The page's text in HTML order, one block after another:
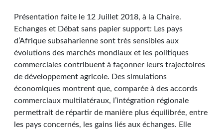
Présentation faite le 12 Juillet 2018, à la Chaire.
Echanges et Débat sans papier support: Les pays
d’Afrique subsaharienne sont très sensibles aux
évolutions des marchés mondiaux et les politiques
commerciales contribuent à façonner leurs trajectoires
de développement agricole. Des simulations
économiques montrent que, comparée à des accords
commerciaux multilatéraux, l’intégration régionale
permettrait de répartir de manière plus équilibrée, entre
les pays concernés, les gains liés aux échanges. Elle